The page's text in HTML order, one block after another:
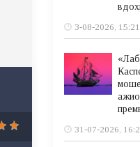
3-08-2026, 15:21
31-07-2026,